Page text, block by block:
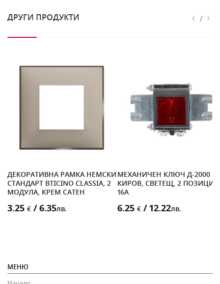
ДРУГИ ПРОДУКТИ ‹ / ›
ДЕКОРАТИВНА РАМКА НЕМСКИ
СТАНДАРТ BTICINO CLASSIA, 2
МОДУЛА, КРЕМ САТЕН
3.25 € / 6.35лв.
МЕХАНИЧЕН КЛЮЧ Д-2000 Н.
КИРОВ, СВЕТЕЩ, 2
16A
6.25 € / 12.22лв.
МЕНЮ